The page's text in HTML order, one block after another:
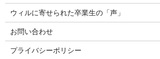
ウィルに寄せられた卒業生の「声」
お問い合わせ
プライバシーポリシー